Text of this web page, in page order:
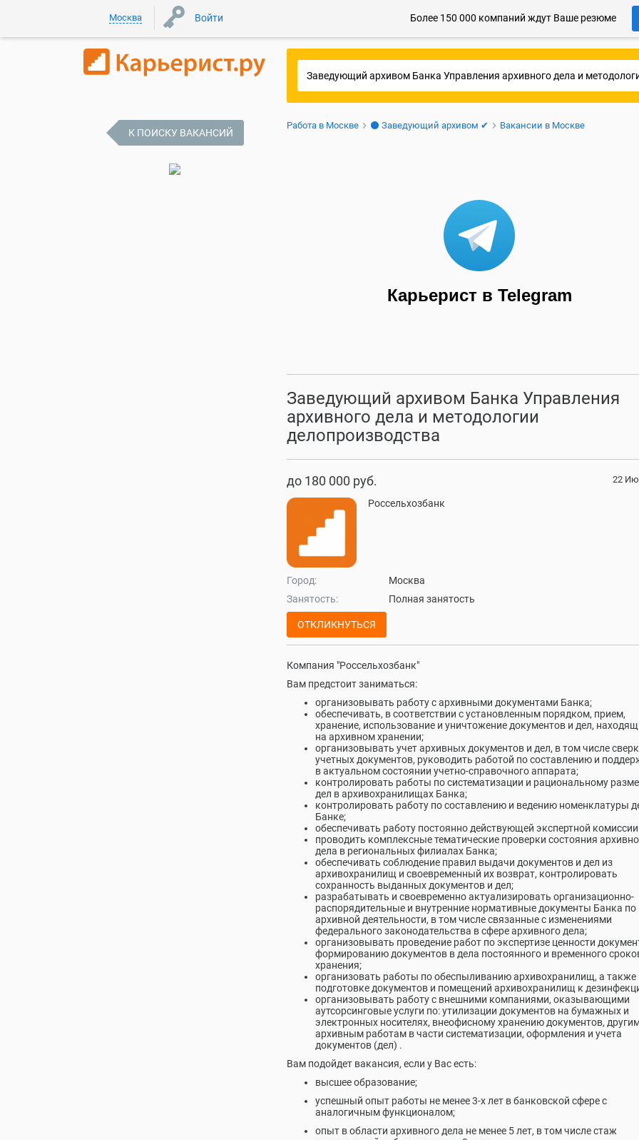
Москва Войти Более 150 000 компаний ждут Ваше резюме
Работа в Москве ⚫ Заведующий архивом ✔ Вакансии в Москве
Карьерист в Telegram
Заведующий архивом Банка Управления
архивного дела и методологии
делопроизводства
22
до 180 000 руб.
Россельхозбанк
Город:
Москва
Занятость:
Полная занятость
ОТКЛИКНУТЬСЯ
Компания "Россельхозбанк"
Вам предстоит заниматься:
организовывать работу с архивными документами Банка;
обеспечивать, в соответствии с установленным порядком, прием,
хранение, использование и уничтожение документов и дел,
на архивном хранении;
организовывать учет архивных документов и дел, в том числе
учетных документов, руководить работой по составлению и
в актуальном состоянии учетно-справочного аппарата;
контролировать работы по систематизации и рациональному
дел в архивохранилищах Банка;
контролировать работу по составлению и ведению номенклатуры
Банке;
обеспечивать работу постоянно действующей экспертной
проводить комплексные тематические проверки состояния
дела в региональных филиалах Банка;
обеспечивать соблюдение правил выдачи документов и дел из
архивохранилищ и своевременный их возврат, контролировать
сохранность выданных документов и дел;
разрабатывать и своевременно актуализировать организационно-
распорядительные и внутренние нормативные документы Банка по
архивной деятельности, в том числе связанные с изменениями
федерального законодательства в сфере архивного дела;
организовывать проведение работ по экспертизе ценности
формированию документов в дела постоянного и временного
хранения;
организовать работы по обеспыливанию архивохранилищ, а также
подготовке документов и помещений архивохранилищ к
организовывать работу с внешними компаниями, оказывающими
аутсорсинговые услуги по: утилизации документов на бумажных и
электронных носителях, внеофисному хранению документов,
архивным работам в части систематизации, оформления и учета
документов (дел) .
Вам подойдет вакансия, если у Вас есть:
высшее образование;
успешный опыт работы не менее 3-х лет в банковской сфере с
аналогичным функционалом;
опыт в области архивного дела не менее 5 лет, в том числе стаж
К ПОИСКУ ВАКАНСИЙ